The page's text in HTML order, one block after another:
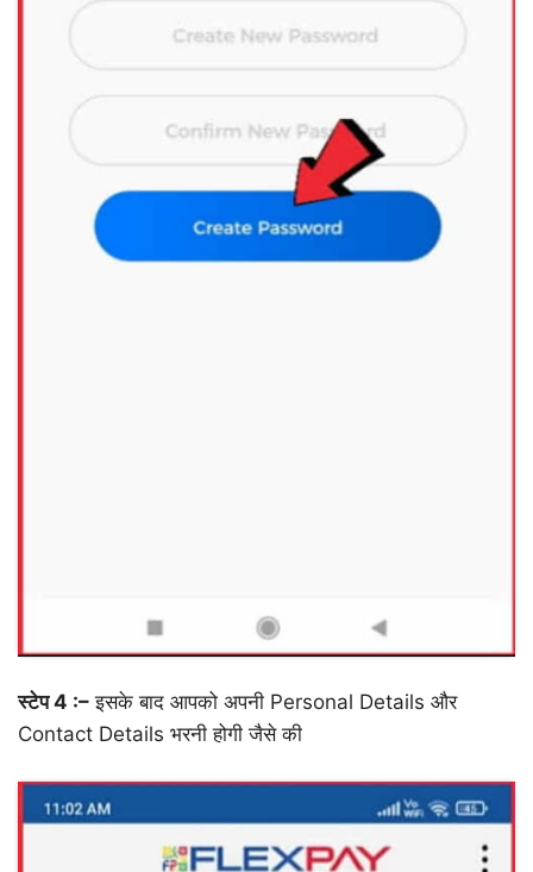
स्टेप 4 :– इसके बाद आपको अपनी Personal Details और
Contact Details भरनी होगी जैसे की